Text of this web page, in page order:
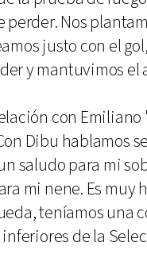
perder. Nos
justo con el
y mantuvimos el
con
Dibu hablamos
saludo para mi
mi nene. Es muy
teníamos una
de la